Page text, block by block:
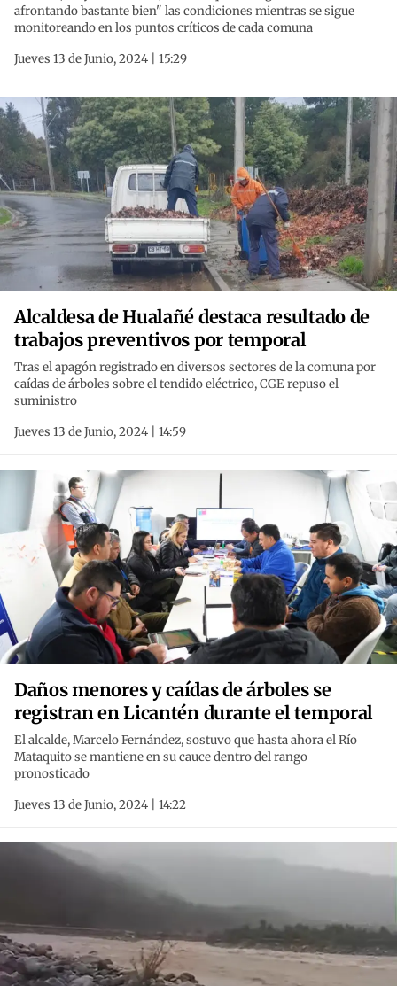
afrontando bastante bien" las condiciones mientras se sigue
monitoreando en los puntos críticos de cada comuna
Jueves 13 de Junio, 2024 | 15:29
Alcaldesa de Hualañé destaca resultado de
trabajos preventivos por temporal
Tras el apagón registrado en diversos sectores de la comuna por
caídas de árboles sobre el tendido eléctrico, CGE repuso el
suministro
Jueves 13 de Junio, 2024 | 14:59
Daños menores y caídas de árboles se
registran en Licantén durante el temporal
El alcalde, Marcelo Fernández, sostuvo que hasta ahora el Río
Mataquito se mantiene en su cauce dentro del rango
pronosticado
Jueves 13 de Junio, 2024 | 14:22